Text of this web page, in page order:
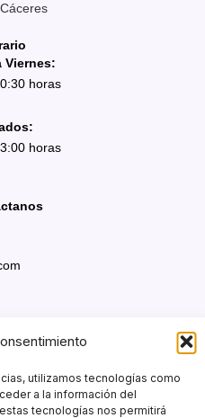
utilizamos tecnologías como
a la información del
tecnologías nos permitirá
Viernes:
horas
horas